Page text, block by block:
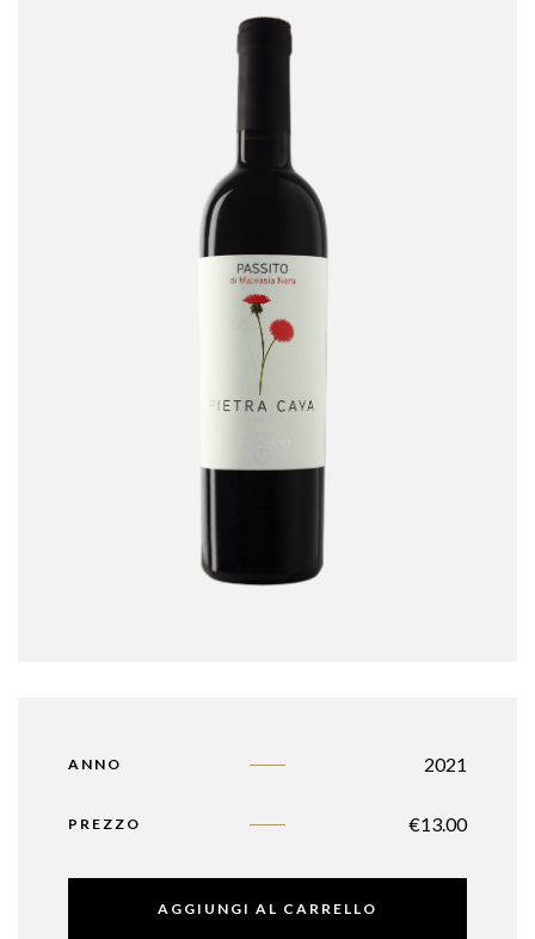
ANNO 2021
PREZZO €13.00
AGGIUNGI AL CARRELLO